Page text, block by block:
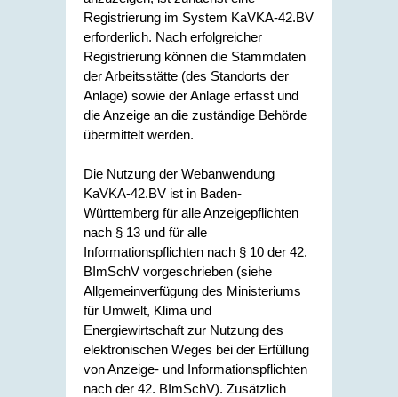
Registrierung im System KaVKA-42.BV
erforderlich. Nach erfolgreicher
Registrierung können die Stammdaten
der Arbeitsstätte (des Standorts der
Anlage) sowie der Anlage erfasst und
die Anzeige an die zuständige Behörde
übermittelt werden.
Die Nutzung der Webanwendung
KaVKA-42.BV ist in Baden-
Württemberg für alle Anzeigepflichten
nach § 13 und für alle
Informationspflichten nach § 10 der 42.
BImSchV vorgeschrieben (siehe
Allgemeinverfügung des Ministeriums
für Umwelt, Klima und
Energiewirtschaft zur Nutzung des
elektronischen Weges bei der Erfüllung
von Anzeige- und Informationspflichten
nach der 42. BImSchV). Zusätzlich